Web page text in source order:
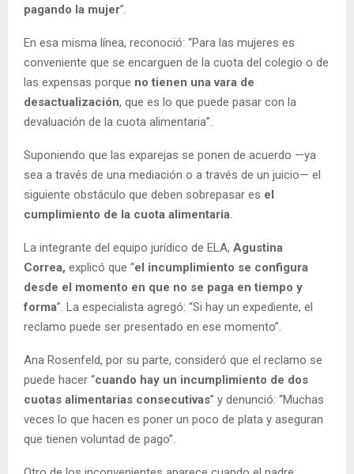
pagando la mujer”.
En esa misma línea, reconoció: “Para las mujeres es
conveniente que se encarguen de la cuota del colegio o de
las expensas porque no tienen una vara de
desactualización, que es lo que puede pasar con la
devaluación de la cuota alimentaria”.
Suponiendo que las exparejas se ponen de acuerdo —ya
sea a través de una mediación o a través de un juicio— el
siguiente obstáculo que deben sobrepasar es el
cumplimiento de la cuota alimentaria.
La integrante del equipo jurídico de ELA, Agustina
Correa, explicó que “el incumplimiento se configura
desde el momento en que no se paga en tiempo y
forma”. La especialista agregó: “Si hay un expediente, el
reclamo puede ser presentado en ese momento”.
Ana Rosenfeld, por su parte, consideró que el reclamo se
puede hacer “cuando hay un incumplimiento de dos
cuotas alimentarias consecutivas” y denunció: “Muchas
veces lo que hacen es poner un poco de plata y aseguran
que tienen voluntad de pago”.